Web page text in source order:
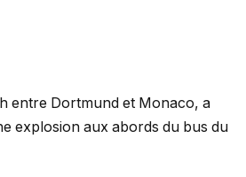
entre Dortmund et Monaco, a
explosion aux abords du bus du